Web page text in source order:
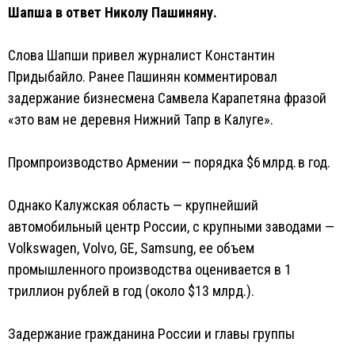
Шапша в ответ Николу Пашиняну.
Слова Шапши привел журналист Константин
Придыбайло. Ранее Пашинян комментировал
задержание бизнесмена Самвела Карапетяна фразой
«это вам не деревня Нижний Тапр в Калуге».
Промпроизводство Армении — порядка $6 млрд. в год.
Однако Калужская область — крупнейший
автомобильный центр России, с крупными заводами —
Volkswagen, Volvo, GE, Samsung, ее объем
промышленного производства оценивается в 1
триллион рублей в год (около $13 млрд.).
Задержание гражданина России и главы группы